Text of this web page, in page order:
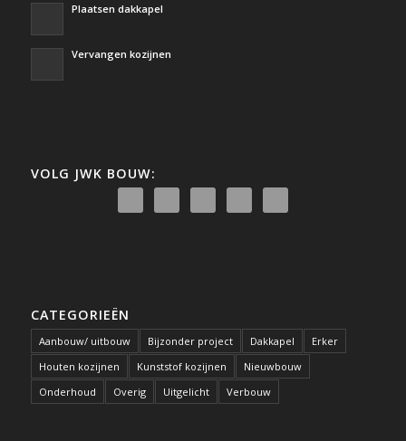
Plaatsen dakkapel
Vervangen kozijnen
VOLG JWK BOUW:
CATEGORIEËN
Aanbouw/ uitbouw Bijzonder project Dakkapel
Erker
Houten kozijnen
Kunststof kozijnen
Nieuwbouw
Onderhoud
Overig Uitgelicht Verbouw